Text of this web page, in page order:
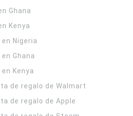
Ghana
Kenya
Nigeria
Ghana
Kenya
de regalo de Walmart
de regalo de Apple